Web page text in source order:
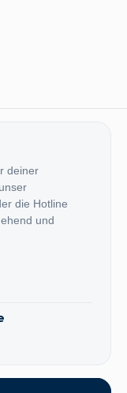
deiner
die Hotline
und